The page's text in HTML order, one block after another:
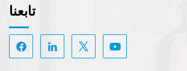
تابعنا